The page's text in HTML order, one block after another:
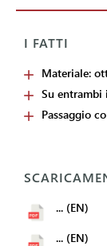
I FATTI
Materiale:
Su
Passaggio
... (EN)
... (EN)